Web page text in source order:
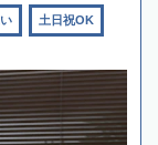
土日祝OK